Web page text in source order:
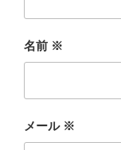
名前 ※
メール ※